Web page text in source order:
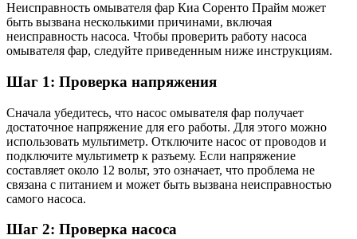
Неисправность омывателя фар Киа Соренто Прайм может
быть вызвана несколькими причинами, включая
неисправность насоса. Чтобы проверить работу насоса
омывателя фар, следуйте приведенным ниже инструкциям.
Шаг 1: Проверка напряжения
Сначала убедитесь, что насос омывателя фар получает
достаточное напряжение для его работы. Для этого можно
использовать мультиметр. Отключите насос от проводов и
подключите мультиметр к разъему. Если напряжение
составляет около 12 вольт, это означает, что проблема не
связана с питанием и может быть вызвана неисправностью
самого насоса.
Шаг 2: Проверка насоса